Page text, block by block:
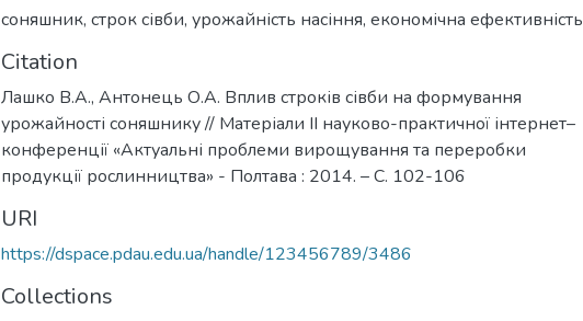
соняшник, строк сівби, урожайність насіння, економічна ефективність
Citation
Лашко В.А., Антонець О.А. Вплив строків сівби на формування
урожайності соняшнику // Матеріали ІІ науково-практичної інтернет–
конференції «Актуальні проблеми вирощування та переробки
продукції рослинництва» - Полтава : 2014. – С. 102-106
URI
https://dspace.pdau.edu.ua/handle/123456789/3486
Collections